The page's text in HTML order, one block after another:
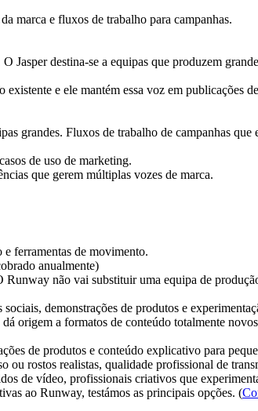
marca e fluxos de trabalho para campanhas.
Jasper destina-se a equipas que produzem
e ele mantém essa voz em publicações
grandes. Fluxos de trabalho de campanhas que
de uso de marketing.
que gerem múltiplas vozes de marca.
ferramentas de movimento.
anualmente)
não vai substituir uma equipa de
demonstrações de produtos e
origem a formatos de conteúdo totalmente
de produtos e conteúdo explicativo para
rostos realistas, qualidade profissional de
de vídeo, profissionais criativos que
ao Runway, testámos as principais opções. (